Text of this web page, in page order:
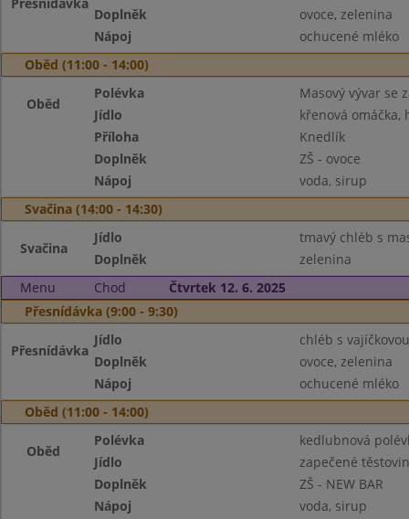
Doplněk
ovoce, zelenina
Nápoj
ochucené mléko
Oběd (11:00 - 14:00)
Oběd
Polévka
Masový vývar se
Jídlo
křenová omáčka,
Příloha
Knedlík
Doplněk
ZŠ - ovoce
Nápoj
voda, sirup
Svačina (14:00 - 14:30)
Svačina
Jídlo
tmavý chléb s
Doplněk
zelenina
Menu
Chod
Čtvrtek 12. 6. 2025
Přesnídávka (9:00 - 9:30)
Přesnídávka
Jídlo
chléb s
Doplněk
ovoce, zelenina
Nápoj
ochucené mléko
Oběd (11:00 - 14:00)
Oběd
Polévka
kedlubnová
Jídlo
zapečené
Doplněk
ZŠ - NEW BAR
Nápoj
voda, sirup